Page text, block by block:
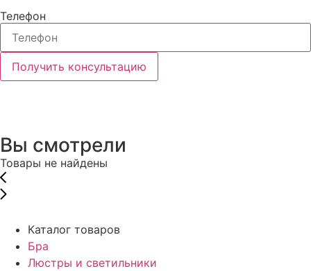
Телефон
Получить консультацию
Вы смотрели
Товары не найдены
Каталог товаров
Бра
Люстры и светильники